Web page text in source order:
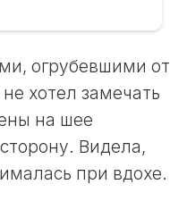
огрубевшими от
хотел замечать
на шее
Видела,
при вдохе.